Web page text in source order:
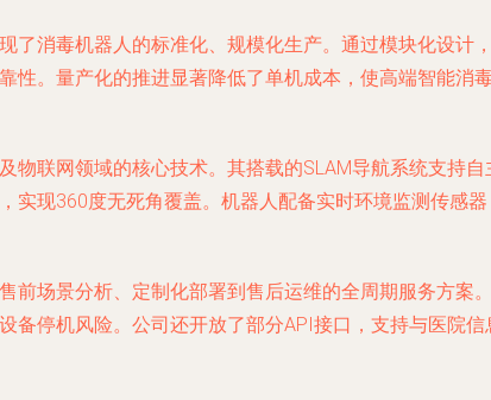
了消毒机器人的标准化、规模化生产。通过模块化设计
性。量产化的推进显著降低了单机成本，使高端智能消
联网领域的核心技术。其搭载的SLAM导航系统支持
现360度无死角覆盖。机器人配备实时环境监测传感
场景分析、定制化部署到售后运维的全周期服务方案
停机风险。公司还开放了部分API接口，支持与医院